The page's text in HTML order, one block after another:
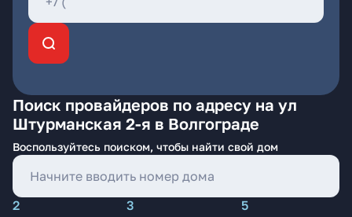
Поиск провайдеров по адресу на ул
Штурманская 2-я в Волгограде
Воспользуйтесь поиском, чтобы найти свой дом
2 3
5